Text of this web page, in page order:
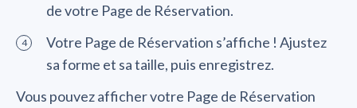
de votre Page de Réservation.
Votre Page de Réservation s’affiche ! Ajustez
sa forme et sa taille, puis enregistrez.
Vous pouvez afficher votre Page de Réservation